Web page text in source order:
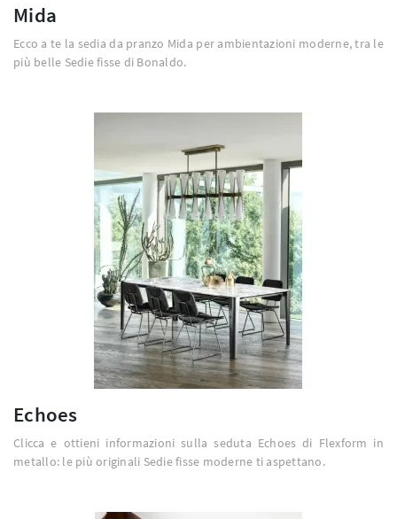
Mida
Ecco a te la sedia da pranzo Mida per ambientazioni moderne, tra le
più belle Sedie fisse di Bonaldo.
Echoes
Clicca e ottieni informazioni sulla seduta Echoes di Flexform in
metallo: le più originali Sedie fisse moderne ti aspettano.